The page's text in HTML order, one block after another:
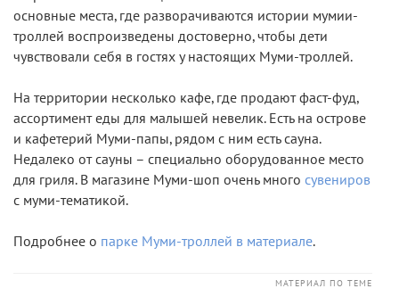
основные места, где разворачиваются истории мумии-
троллей воспроизведены достоверно, чтобы дети
чувствовали себя в гостях у настоящих Муми-троллей.
На территории несколько кафе, где продают фаст-фуд,
ассортимент еды для малышей невелик. Есть на острове
и кафетерий Муми-папы, рядом с ним есть сауна.
Недалеко от сауны – специально оборудованное место
для гриля. В магазине Муми-шоп очень много сувениров
с муми-тематикой.
Подробнее о парке Муми-троллей в материале.
МАТЕРИАЛ ПО ТЕМЕ